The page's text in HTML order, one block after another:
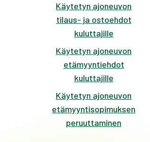
Käytetyn ajoneuvon
tilaus- ja ostoehdot
kuluttajille
Käytetyn ajoneuvon
etämyyntiehdot
kuluttajille
Käytetyn ajoneuvon
etämyyntisopimuksen
peruuttaminen